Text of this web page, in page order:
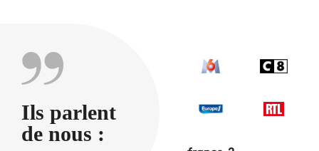
Ils parlent
de nous :